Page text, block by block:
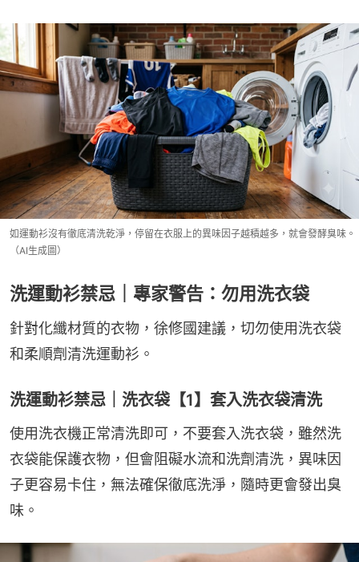
如運動衫沒有徹底清洗乾淨，停留在衣服上的異味因子越積越多，就會發酵臭味。
（AI生成圖）
洗運動衫禁忌｜專家警告：勿用洗衣袋
針對化纖材質的衣物，徐修國建議，切勿使用洗衣袋
和柔順劑清洗運動衫。
洗運動衫禁忌｜洗衣袋【1】套入洗衣袋清洗
使用洗衣機正常清洗即可，不要套入洗衣袋，雖然洗
衣袋能保護衣物，但會阻礙水流和洗劑清洗，異味因
子更容易卡住，無法確保徹底洗淨，隨時更會發出臭
味。